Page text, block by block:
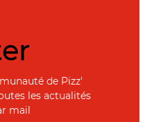
de Pizz'
les actualités
mail